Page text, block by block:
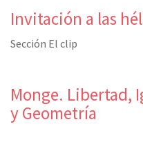
Invitación a las
Sección El clip
Monge. Libertad,
y Geometría